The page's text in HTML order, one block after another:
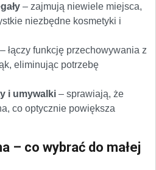
– zajmują niewiele miejsca,
niezbędne kosmetyki i
– łączy funkcję przechowywania z
eliminując potrzebę
i umywalki – sprawiają, że
co optycznie powiększa
– co wybrać do małej